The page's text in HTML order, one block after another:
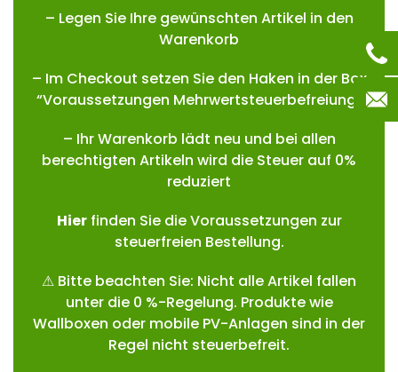
– Legen Sie Ihre gewünschten Artikel in den
Warenkorb
– Im Checkout setzen Sie den Haken in der Box
“Voraussetzungen Mehrwertsteuerbefreiung”
– Ihr Warenkorb lädt neu und bei allen
berechtigten Artikeln wird die Steuer auf 0%
reduziert
Hierfinden Sie die Voraussetzungen zur
steuerfreien Bestellung.
⚠ Bitte beachten Sie: Nicht alle Artikel fallen
unter die 0 %-Regelung. Produkte wie
Wallboxen oder mobile PV-Anlagen sind in der
Regel nicht steuerbefreit.